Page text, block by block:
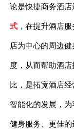
论是快捷商务酒店
式 ， 在提升酒店
店为中心的周边
度，从而帮助酒
比，是拓宽酒店
智能化的发展，
健身服务、更佳